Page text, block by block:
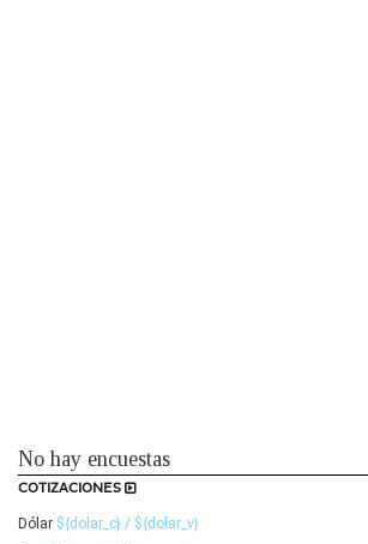
No hay encuestas
COTIZACIONES
Dólar ${dolar_c} / ${dolar_v}